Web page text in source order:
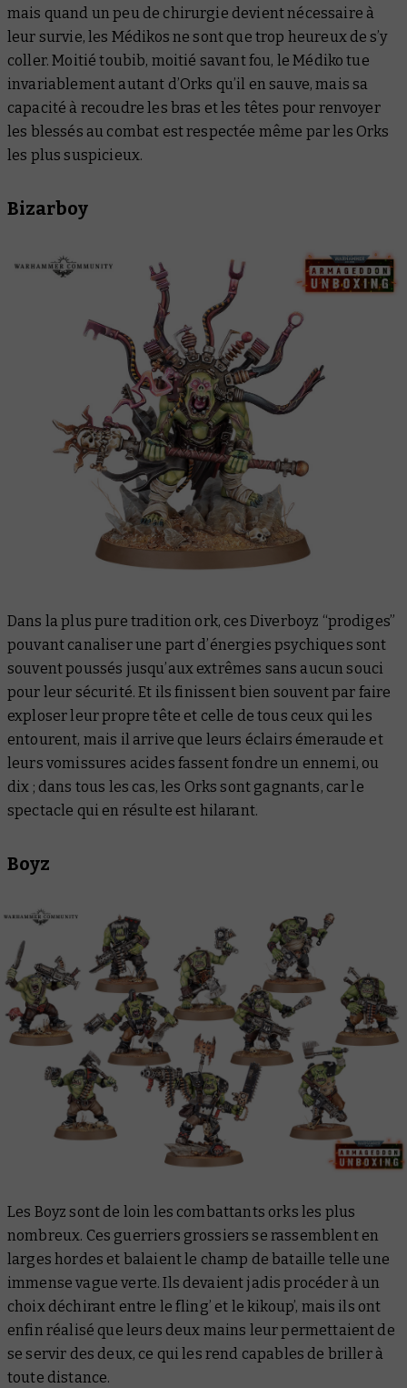
mais quand un peu de chirurgie devient nécessaire à
leur survie, les Médikos ne sont que trop heureux de s’y
coller. Moitié toubib, moitié savant fou, le Médiko tue
invariablement autant d’Orks qu’il en sauve, mais sa
capacité à recoudre les bras et les têtes pour renvoyer
les blessés au combat est respectée même par les Orks
les plus suspicieux.
Bizarboy
Dans la plus pure tradition ork, ces Diverboyz “prodiges”
pouvant canaliser une part d’énergies psychiques sont
souvent poussés jusqu’aux extrêmes sans aucun souci
pour leur sécurité. Et ils finissent bien souvent par faire
exploser leur propre tête et celle de tous ceux qui les
entourent, mais il arrive que leurs éclairs émeraude et
leurs vomissures acides fassent fondre un ennemi, ou
dix ; dans tous les cas, les Orks sont gagnants, car le
spectacle qui en résulte est hilarant.
Boyz
Les Boyz sont de loin les combattants orks les plus
nombreux. Ces guerriers grossiers se rassemblent en
larges hordes et balaient le champ de bataille telle une
immense vague verte. Ils devaient jadis procéder à un
choix déchirant entre le fling’ et le kikoup’, mais ils ont
enfin réalisé que leurs deux mains leur permettaient de
se servir des deux, ce qui les rend capables de briller à
toute distance.